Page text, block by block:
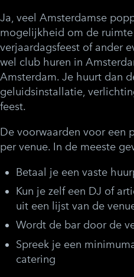
Ja, veel Amsterdamse
mogelijkheid om de
verjaardagsfeest of ander
wel club huren in
Amsterdam. Je huurt dan
geluidsinstallatie,
feest.
De voorwaarden voor een
per venue. In de meeste
Betaal je een vaste
Kun je zelf een DJ of
uit een lijst van de
Wordt de bar door de
Spreek je een
catering